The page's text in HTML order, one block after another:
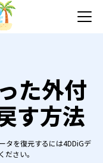
た外付
す方法
タを復元するには4DDiGデ
さい。